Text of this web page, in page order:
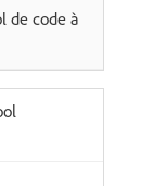
de code à